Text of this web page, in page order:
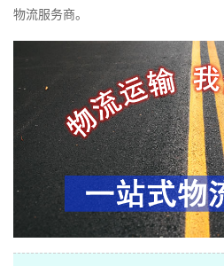
物流服务商。